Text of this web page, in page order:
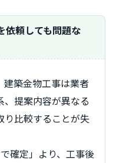
建築金物工事は業者
、提案内容が異なる
り比較することが失
確定」より、工事後